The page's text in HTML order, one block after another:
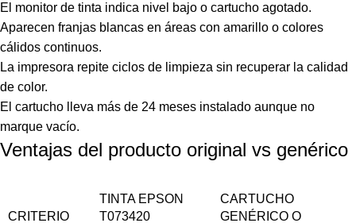
El monitor de tinta indica nivel bajo o cartucho agotado.
Aparecen franjas blancas en áreas con amarillo o colores
cálidos continuos.
La impresora repite ciclos de limpieza sin recuperar la calidad
de color.
El cartucho lleva más de 24 meses instalado aunque no
marque vacío.
Ventajas del producto original vs genérico
CRITERIO
TINTA EPSON
T073420
CARTUCHO
GENÉRICO O